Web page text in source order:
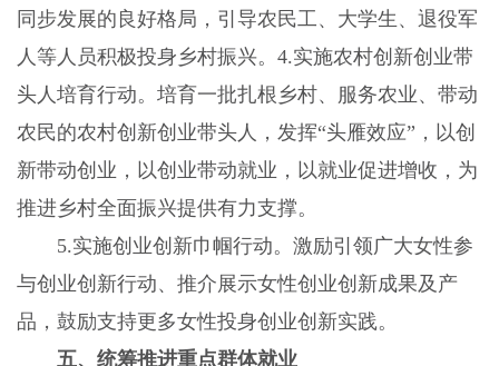
同步发展的良好格局，引导农民工、大学生、退役军
人等人员积极投身乡村振兴。4.实施农村创新创业带
头人培育行动。培育一批扎根乡村、服务农业、带动
农民的农村创新创业带头人，发挥“头雁效应”，以创
新带动创业，以创业带动就业，以就业促进增收，为
推进乡村全面振兴提供有力支撑。
5.实施创业创新巾帼行动。激励引领广大女性参
与创业创新行动、推介展示女性创业创新成果及产
品，鼓励支持更多女性投身创业创新实践。
五、统筹推进重点群体就业